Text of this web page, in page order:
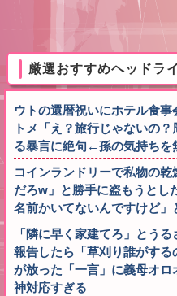
厳選おすすめヘッドラ
ウトの還暦祝いにホテル食事
トメ「え？旅行じゃないの
る暴言に絶句←孫の気持ちを
コインランドリーで私物の
だろw」と勝手に盗もうとし
名前かいてないんですけど」
「隣に早く家建てろ」とう
報告したら「草刈り誰がす
が放った「一言」に義母オ
神対応すぎる